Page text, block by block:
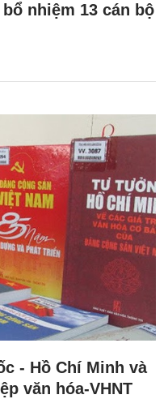
nhiệm 13 cán bộ
- Hồ Chí Minh và
văn hóa-VHNT